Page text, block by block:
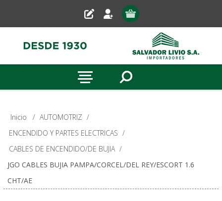
Inicio / AUTOMOTRIZ /
ENCENDIDO Y PARTES ELECTRICAS /
CABLES DE ENCENDIDO/DE BUJIA /
JGO CABLES BUJIA PAMPA/CORCEL/DEL REY/ESCORT 1.6
CHT/AE